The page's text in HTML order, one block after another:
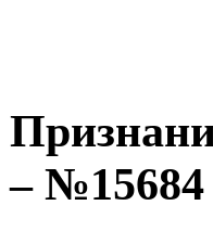
– №15684